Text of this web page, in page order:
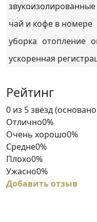
чай и кофе в номере
уборка отопление
ускоренная
Рейтинг
Rated
0
out
of
5
0 из 5 звёзд
Отлично0%
Очень хорошо0%
Средне0%
Плохо0%
Ужасно0%
Добавить отзыв